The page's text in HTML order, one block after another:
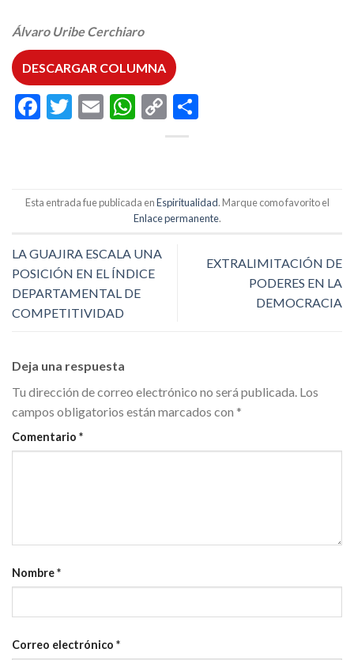
Álvaro Uribe Cerchiaro
DESCARGAR COLUMNA
Facebook
Twitter
EmailWhatsApp
Copy
Link
Esta entrada fue publicada enEspiritualidad. Marque como favorito el
Enlace permanente.
LA GUAJIRA ESCALA UNA
POSICIÓN EN EL ÍNDICE
DEPARTAMENTAL DE
COMPETITIVIDAD
EXTRALIMITACIÓN DE
PODERES EN LA
DEMOCRACIA
Deja una respuesta
Tu dirección de correo electrónico no será publicada. Los
campos obligatorios están marcados con *
Comentario *
Nombre*
Correo electrónico *